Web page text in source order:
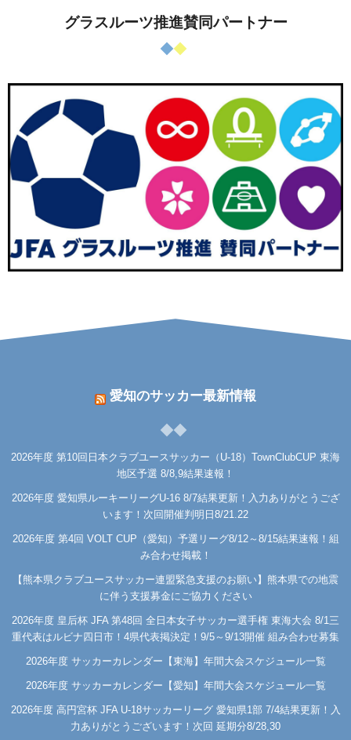
グラスルーツ推進賛同パートナー
愛知のサッカー最新情報
2026年度 第10回日本クラブユースサッカー（U-18）TownClubCUP 東海
地区予選 8/8,9結果速報！
2026年度 愛知県ルーキーリーグU-16 8/7結果更新！入力ありがとうござ
います！次回開催判明日8/21.22
2026年度 第4回 VOLT CUP（愛知）予選リーグ8/12～8/15結果速報！組
み合わせ掲載！
【熊本県クラブユースサッカー連盟緊急支援のお願い】熊本県での地震
に伴う支援募金にご協力ください
2026年度 皇后杯 JFA 第48回 全日本女子サッカー選手権 東海大会 8/1三
重代表はルビナ四日市！4県代表掲決定！9/5～9/13開催 組み合わせ募集
2026年度 サッカーカレンダー【東海】年間大会スケジュール一覧
2026年度 サッカーカレンダー【愛知】年間大会スケジュール一覧
2026年度 高円宮杯 JFA U-18サッカーリーグ 愛知県1部 7/4結果更新！入
力ありがとうございます！次回 延期分8/28,30